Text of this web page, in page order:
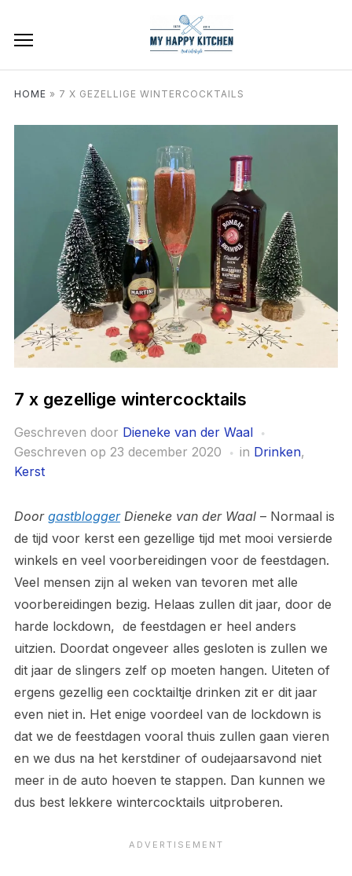
HOME » 7 X GEZELLIGE WINTERCOCKTAILS
7 x gezellige wintercocktails
Geschreven door Dieneke van der Waal
Geschreven op 23 december 2020 in Drinken,
Kerst
Door gastbloggerDieneke van der Waal– Normaal is
de tijd voor kerst een gezellige tijd met mooi versierde
winkels en veel voorbereidingen voor de feestdagen.
Veel mensen zijn al weken van tevoren met alle
voorbereidingen bezig. Helaas zullen dit jaar, door de
harde lockdown, de feestdagen er heel anders
uitzien. Doordat ongeveer alles gesloten is zullen we
dit jaar de slingers zelf op moeten hangen. Uiteten of
ergens gezellig een cocktailtje drinken zit er dit jaar
even niet in. Het enige voordeel van de lockdown is
dat we de feestdagen vooral thuis zullen gaan vieren
en we dus na het kerstdiner of oudejaarsavond niet
meer in de auto hoeven te stappen. Dan kunnen we
dus best lekkere wintercocktails uitproberen.